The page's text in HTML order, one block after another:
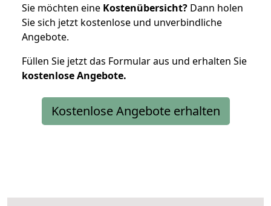
Sie möchten eine Kostenübersicht? Dann holen
Sie sich jetzt kostenlose und unverbindliche
Angebote.
Füllen Sie jetzt das Formular aus und erhalten Sie
kostenloseAngebote.
Kostenlose Angebote erhalten